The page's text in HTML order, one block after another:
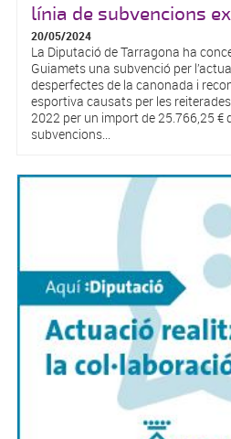
línia de subvencions
20/05/2024
La Diputació de Tarragona ha
Guiamets una subvenció per
desperfectes de la canonada i
esportiva causats per les
2022 per un import de 25.766,25 €
subvencions...